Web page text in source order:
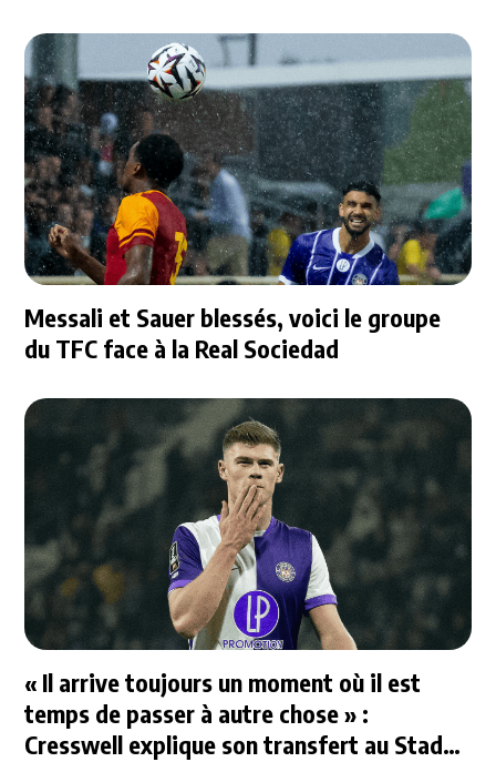
Messali et Sauer blessés, voici le groupe
du TFC face à la Real Sociedad
« Il arrive toujours un moment où il est
temps de passer à autre chose » :
Cresswell explique son transfert au Stade